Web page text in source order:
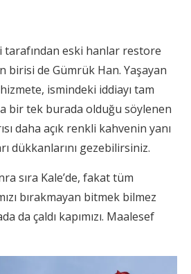
tarafından eski hanlar restore
birisi de Gümrük Han. Yaşayan
ismindeki iddiayı tam
bir tek burada olduğu söylenen
daha açık renkli kahvenin yanı
dükkanlarını gezebilirsiniz.
sıra Kale’de, fakat tüm
bırakmayan bitmek bilmez
da çaldı kapımızı. Maalesef